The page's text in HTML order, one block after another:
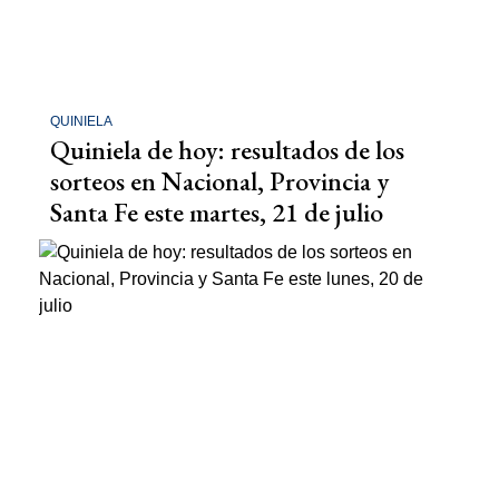
QUINIELA
Quiniela de hoy: resultados de los
sorteos en Nacional, Provincia y
Santa Fe este martes, 21 de julio